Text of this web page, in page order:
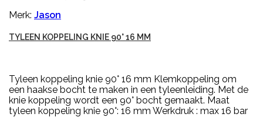
Merk: Jason
TYLEEN KOPPELING KNIE 90° 16 MM
Tyleen koppeling knie 90° 16 mm Klemkoppeling om
een haakse bocht te maken in een tyleenleiding. Met de
knie koppeling wordt een 90° bocht gemaakt. Maat
tyleen koppeling knie 90°: 16 mm Werkdruk : max 16 bar